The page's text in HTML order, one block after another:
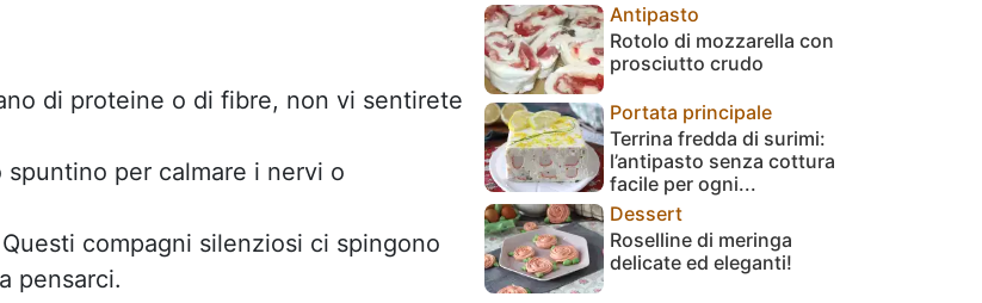
di proteine o di fibre, non vi sentirete
per calmare i nervi o
compagni silenziosi ci spingono
pensarci.
Antipasto
Rotolo di mozzarella con
prosciutto crudo
Portata principale
Terrina fredda di surimi:
l’antipasto senza cottura
facile per ogni...
Dessert
Roselline di meringa
delicate ed eleganti!